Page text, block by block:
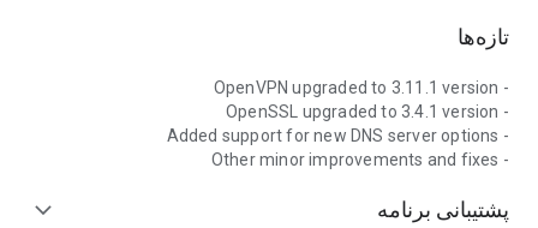
تازه‌ها
- OpenVPN upgraded to 3.11.1 version
- OpenSSL upgraded to 3.4.1 version
- Added support for new DNS server options
- Other minor improvements and fixes
پشتیبانی برنامه expand_more